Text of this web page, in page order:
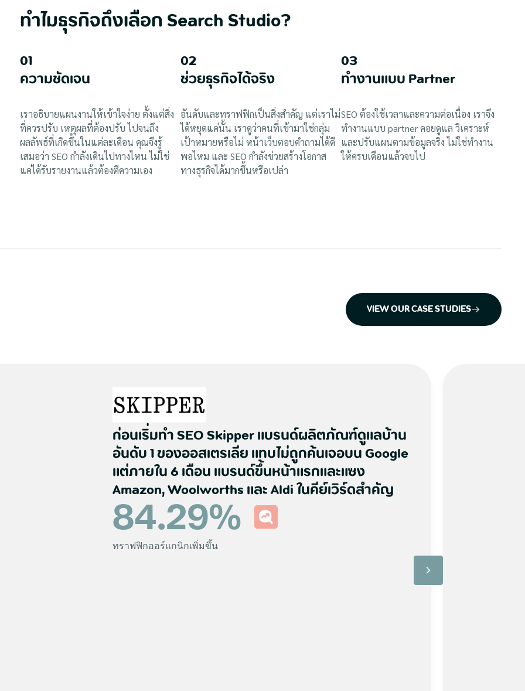
ทำไมธุรกิจถึงเลือกSearch Studio?
01
ความชัดเจน
เราอธิบายแผนงานให้เข้าใจง่าย ตั้งแต่สิ่ง
ที่ควรปรับ เหตุผลที่ต้องปรับ ไปจนถึง
ผลลัพธ์ที่เกิดขึ้นในแต่ละเดือน คุณจึงรู้
เสมอว่า SEO กำลังเดินไปทางไหน ไม่ใช่
แค่ได้รับรายงานแล้วต้องตีความเอง
02
ช่วยธุรกิจได้จริง
อันดับและทราฟฟิกเป็นสิ่งสำคัญ แต่เราไม่
ได้หยุดแค่นั้น เราดูว่าคนที่เข้ามาใช่กลุ่ม
เป้าหมายหรือไม่ หน้าเว็บตอบคำถามได้ดี
พอไหม และ SEO กำลังช่วยสร้างโอกาส
ทางธุรกิจได้มากขึ้นหรือเปล่า
03
ทำงานแบบ Partner
SEO ต้องใช้เวลาและความต่อเนื่อง เราจึง
ทำงานแบบ partner คอยดูแล วิเคราะห์
และปรับแผนตามข้อมูลจริง ไม่ใช่ทำงาน
ให้ครบเดือนแล้วจบไป
VIEW OUR CASE STUDIES
ก่อนเริ่มทำ SEO Skipper แบรนด์ผลิตภัณฑ์ดูแลบ้าน
อันดับ 1 ของออสเตรเลีย แทบไม่ถูกค้นเจอบน Google
แต่ภายใน 6 เดือน แบรนด์ขึ้นหน้าแรกและแซง
Amazon, Woolworths และ Aldi ในคีย์เวิร์ดสำคัญ
ทราฟฟิกออร์แกนิกเพิ่มขึ้น
84.29%